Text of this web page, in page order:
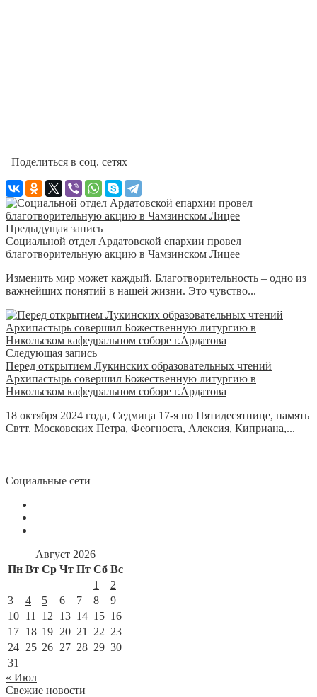
Поделиться в соц. сетях
Предыдущая запись
Социальной отдел Ардатовской епархии провел
благотворительную акцию в Чамзинском Лицее
Изменить мир может каждый. Благотворительность – одно из
важнейших понятий в нашей жизни. Это чувство...
Следующая запись
Перед открытием Лукинских образовательных чтений
Архипастырь совершил Божественную литургию в
Никольском кафедральном соборе г.Ардатова
18 октября 2024 года, Седмица 17-я по Пятидесятнице, память
Свтт. Московских Петра, Феогноста, Алексия, Киприана,...
Социальные сети
Август 2026
Пн Вт Ср Чт Пт Сб Вс
1
2
3
4 5 6 7 8
9
10 11 12 13 14 15 16
17 18 19 20 21 22 23
24 25 26 27 28 29 30
31
« Июл
Свежие новости